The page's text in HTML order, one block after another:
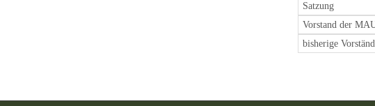
Satzung
Vorstand der
bisherige